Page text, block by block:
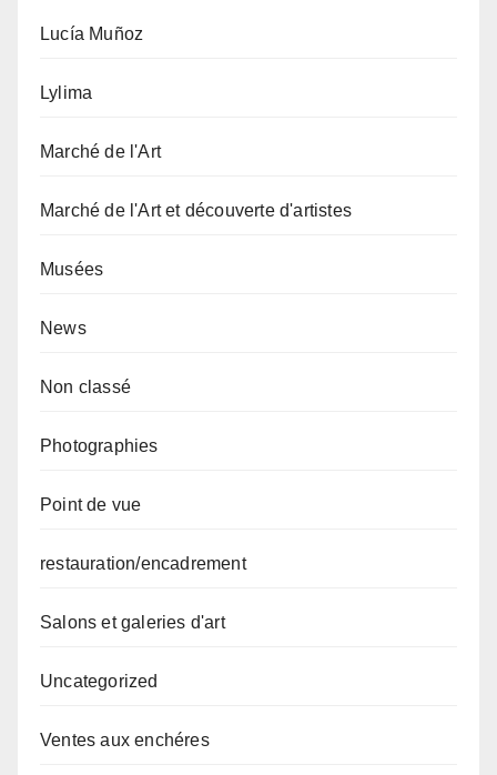
Lucía Muñoz
Lylima
Marché de l'Art
Marché de l'Art et découverte d'artistes
Musées
News
Non classé
Photographies
Point de vue
restauration/encadrement
Salons et galeries d'art
Uncategorized
Ventes aux enchéres